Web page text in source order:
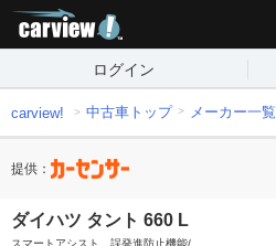
ログイン
carview! 中古車トップ メーカー一覧
提供：
ダイハツ タント 660 L
スマートアシスト 誤発進防止機能/